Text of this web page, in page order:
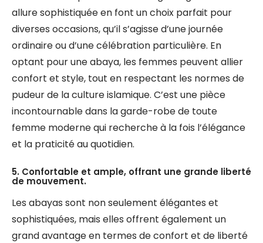
allure sophistiquée en font un choix parfait pour
diverses occasions, qu’il s’agisse d’une journée
ordinaire ou d’une célébration particulière. En
optant pour une abaya, les femmes peuvent allier
confort et style, tout en respectant les normes de
pudeur de la culture islamique. C’est une pièce
incontournable dans la garde-robe de toute
femme moderne qui recherche à la fois l’élégance
et la praticité au quotidien.
5. Confortable et ample, offrant une grande liberté
de mouvement.
Les abayas sont non seulement élégantes et
sophistiquées, mais elles offrent également un
grand avantage en termes de confort et de liberté